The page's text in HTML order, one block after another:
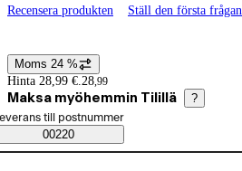
Recensera produkten Ställ den första frågan
Prisinformation
Moms 24 %
Hinta 28,99 €. 28,99
Maksa myöhemmin Tilillä ?
Saatavuustiedot
beställningssätt
till postnummer
00220